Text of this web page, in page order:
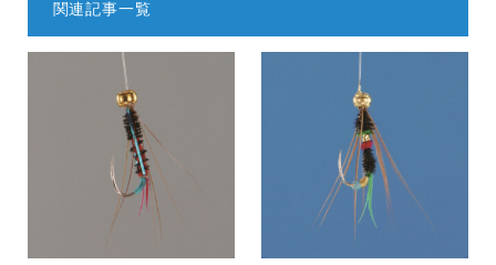
関連記事一覧